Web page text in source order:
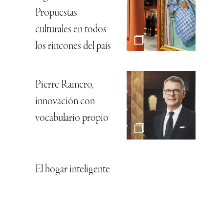
Propuestas
culturales en todos
los rincones del país
Pierre Rainero,
innovación con
vocabulario propio
El hogar inteligente